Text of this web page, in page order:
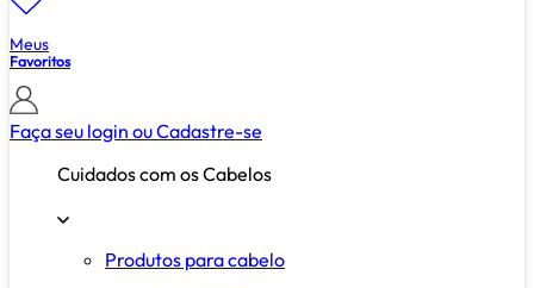
Meus
Favoritos
Faça seu login ouCadastre-se
Cuidados com os Cabelos
Produtos para cabelo